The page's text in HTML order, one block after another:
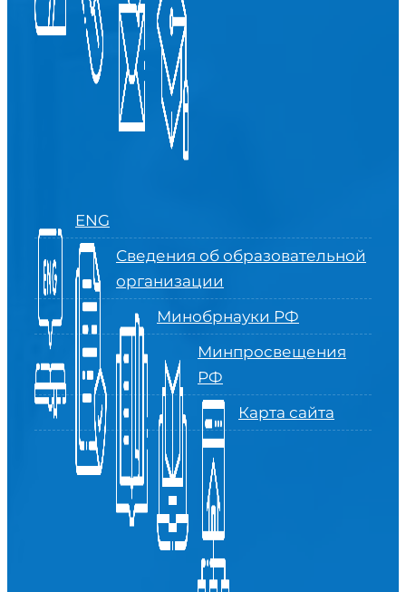
ENG
Сведения об образовательной
организации
Минобрнауки РФ
Минпросвещения
РФ
Карта сайта